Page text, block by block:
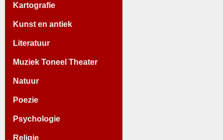
Kartografie
Kunst en antiek
Literatuur
Muziek Toneel Theater
Natuur
Poezie
Psychologie
Religie